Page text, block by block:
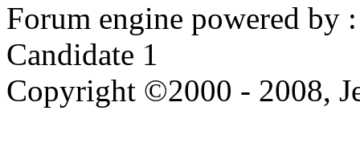
Forum engine powered by
Candidate 1
Copyright ©2000 - 2008,